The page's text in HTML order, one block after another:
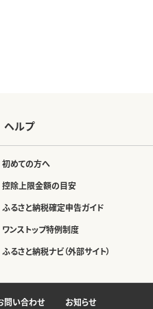
ヘルプ
初めての方へ
控除上限金額の目安
ふるさと納税確定申告ガイド
ワンストップ特例制度
ふるさと納税ナビ（外部サイト）
問い合わせ お知らせ